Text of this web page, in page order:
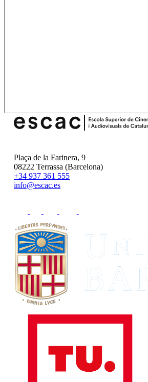
Plaça de la Farinera, 9
08222 Terrassa (Barcelona)
+34 937 361 555
info@escac.es